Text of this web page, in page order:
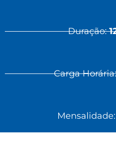
Duração:
Carga
Mensalidade: